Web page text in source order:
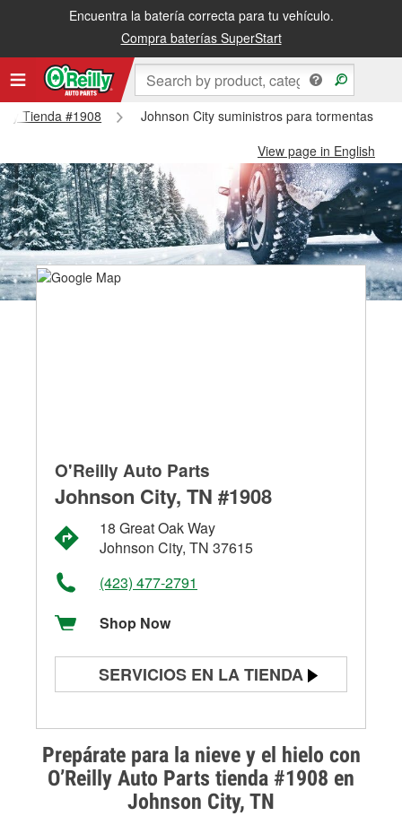
Encuentra la batería correcta para tu vehículo.
Compra baterías SuperStart
Tienda #1908
Johnson City suministros para tormentas de
View page in English
Prepárate para la nieve y el hielo con
O’Reilly Auto Parts tienda #1908 en
Johnson City, TN
O'Reilly Auto Parts
Johnson City, TN #1908
18 Great Oak Way
Johnson City, TN 37615
(423) 477-2791
Shop Now
SERVICIOS EN LA TIENDA
Prueba de alternadores y
arrancadores
Revisión de la luz "Check Engine"